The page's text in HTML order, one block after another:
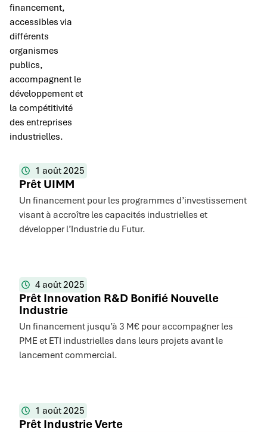
financement,
accessibles via
différents
organismes
publics,
accompagnent le
développement et
la compétitivité
des entreprises
industrielles.
1 août 2025
Prêt UIMM
Un financement pour les programmes d’investissement
visant à accroître les capacités industrielles et
développer l’Industrie du Futur.
4 août 2025
Prêt Innovation R&D Bonifié Nouvelle
Industrie
Un financement jusqu’à 3 M€ pour accompagner les
PME et ETI industrielles dans leurs projets avant le
lancement commercial.
1 août 2025
Prêt Industrie Verte